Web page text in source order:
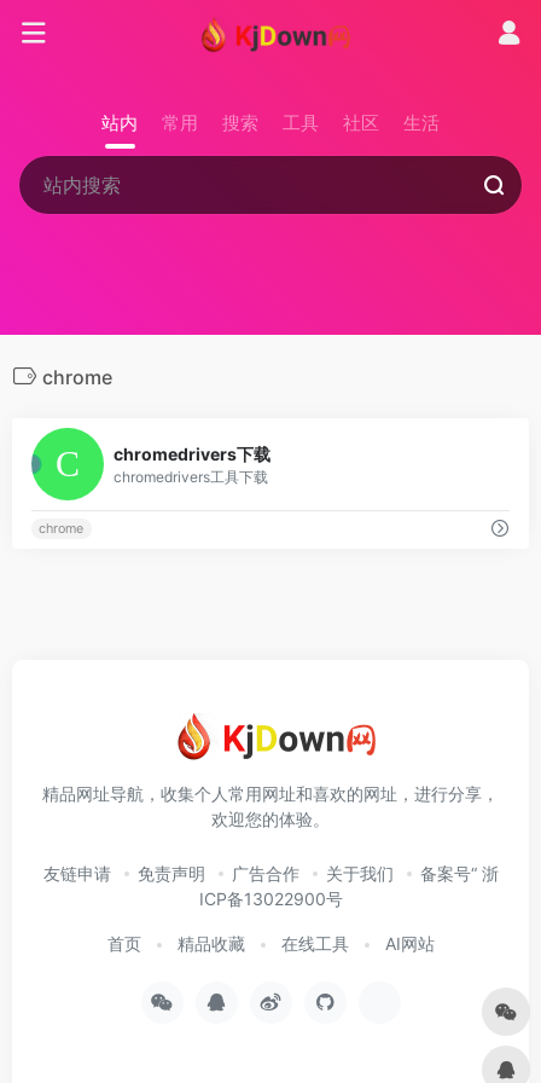
站内 常用 搜索 工具 社区 生活
chrome
chromedrivers下载
chromedrivers工具下载
chrome
精品网址导航，收集个人常用网址和喜欢的网址，进行分享，
欢迎您的体验。
友链申请 免责声明 广告合作 关于我们
备案号“ 浙
ICP备13022900号
首页 精品收藏 在线工具 AI网站